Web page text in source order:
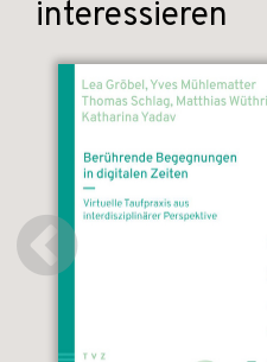
interessieren